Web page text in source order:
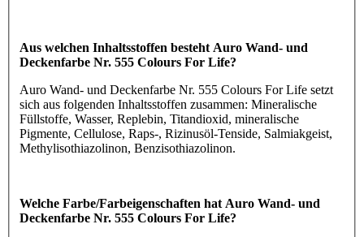
Aus welchen Inhaltsstoffen besteht Auro Wand- und
Deckenfarbe Nr. 555 Colours For Life?
Auro Wand- und Deckenfarbe Nr. 555 Colours For Life setzt
sich aus folgenden Inhaltsstoffen zusammen: Mineralische
Füllstoffe, Wasser, Replebin, Titandioxid, mineralische
Pigmente, Cellulose, Raps-, Rizinusöl-Tenside, Salmiakgeist,
Methylisothiazolinon, Benzisothiazolinon.
Welche Farbe/Farbeigenschaften hat Auro Wand- und
Deckenfarbe Nr. 555 Colours For Life?